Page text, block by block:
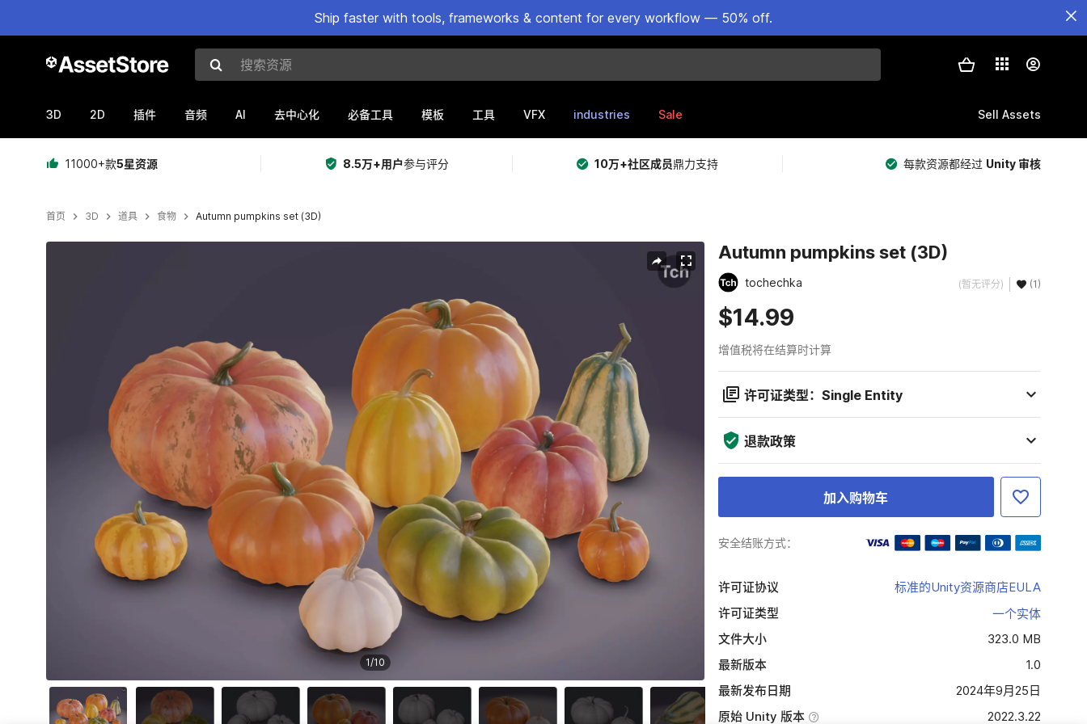
Ship faster with tools, frameworks & content for every workflow — 50% off.
搜索资源
3D 2D 插件 音频 AI 去中心化 必备工具 模板 工具 VFX industries Sale Sell Assets
11000+款5星资源 8.5万+用户参与评分 10万+社区成员鼎力支持 每款资源都经过 Unity 审核
首页 3D 道具 食物 Autumn pumpkins set (3D)
1/10
Autumn pumpkins set (3D)
tochechka (暂无评分) (1)
$14.99
增值税将在结算时计算
许可证类型：Single Entity
退款政策
加入购物车
安全结账方式：
许可证协议
标准的Unity资源商店EULA
许可证类型
一个实体
文件大小
323.0 MB
最新版本
1.0
最新发布日期
2024年9月25日
原始 Unity 版本
2022.3.22